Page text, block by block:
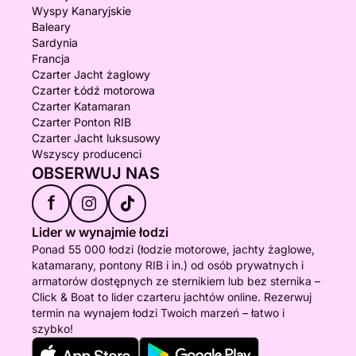
Wyspy Kanaryjskie
Baleary
Sardynia
Francja
Czarter Jacht żaglowy
Czarter Łódź motorowa
Czarter Katamaran
Czarter Ponton RIB
Czarter Jacht luksusowy
Wszyscy producenci
OBSERWUJ NAS
f
Lider w wynajmie łodzi
Ponad 55 000 łodzi (łodzie motorowe, jachty żaglowe,
katamarany, pontony RIB i in.) od osób prywatnych i
armatorów dostępnych ze sternikiem lub bez sternika –
Click & Boat to lider czarteru jachtów online. Rezerwuj
termin na wynajem łodzi Twoich marzeń – łatwo i
szybko!